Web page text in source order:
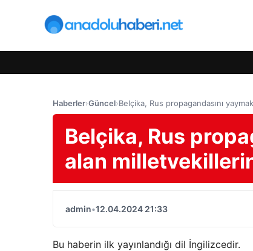
Haberler›Güncel›Belçika, Rus propagandasını
Belçika, Rus
alan
admin•12.04.2024 21:33
Bu haberin ilk yayınlandığı dil İngilizcedir.